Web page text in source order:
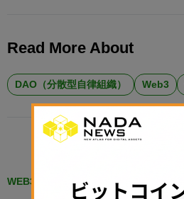
Read More About
DAO（分散型自律組織） Web3
WEB3